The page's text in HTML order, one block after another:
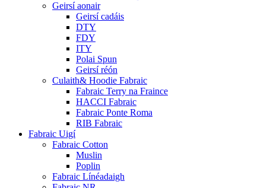
Geirsí aonair
Geirsí cadáis
DTY
FDY
ITY
Polai Spun
Geirsí réón
Culaith& Hoodie Fabraic
Fabraic Terry na Fraince
HACCI Fabraic
Fabraic Ponte Roma
RIB Fabraic
Fabraic Uigí
Fabraic Cotton
Muslin
Poplin
Fabraic Línéadaigh